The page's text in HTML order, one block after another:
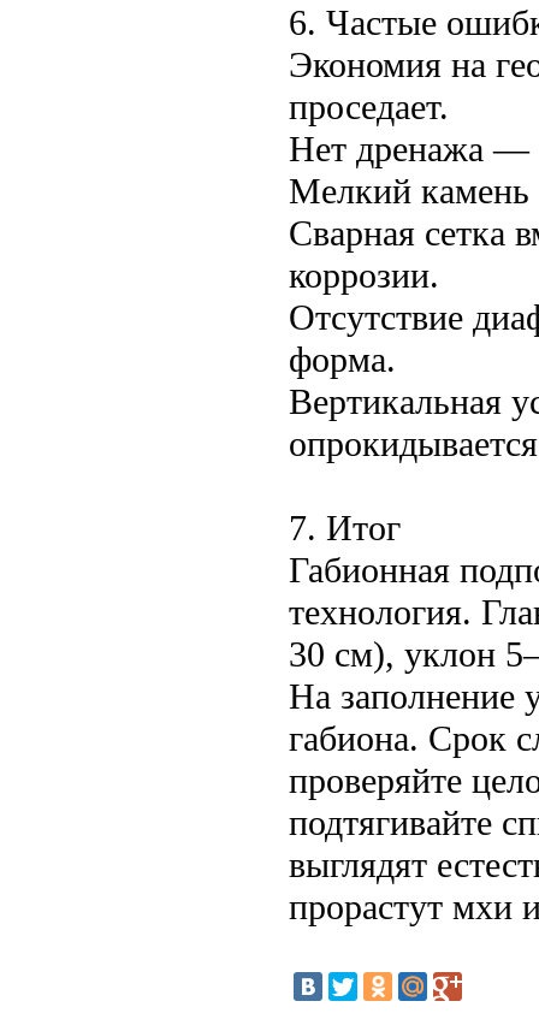
6. Частые
Экономия на
проседает.
Нет дренажа —
Мелкий
Сварная сетка
коррозии.
Отсутствие
форма.
Вертикальная
7. Итог
Габионная
технология.
30 см), уклон
На заполнение
габиона. Срок
проверяйте
подтягивайте
выглядят
прорастут мхи